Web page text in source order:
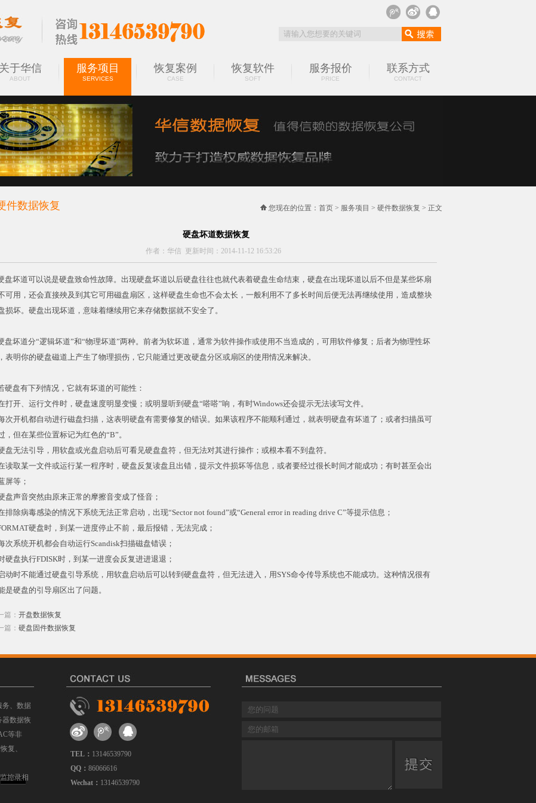
关于华信
ABOUT
服务项目
SERVICES
恢复案例
CASE
恢复软件
SOFT
服务报价
PRICE
联系方式
CONTACT
件数据恢复
您现在的位置： 首页> 服务项目 > 硬件数据恢复 > 正文
硬盘坏道数据恢复
作者：华信 更新时间：2014-11-12 16:53:26
盘坏道可以说是硬盘致命性故障。出现硬盘坏道以后硬盘往往也就代表着硬盘生命结束，硬盘在出现坏道以后不但是某些坏扇
可用，还会直接殃及到其它可用磁盘扇区，这样硬盘生命也不会太长，一般利用不了多长时间后便无法再继续使用，造成整块
损坏。硬盘出现坏道，意味着继续用它来存储数据就不安全了。
盘坏道分“逻辑坏道”和“物理坏道”两种。前者为软坏道，通常为软件操作或使用不当造成的，可用软件修复；后者为物理性坏
表明你的硬盘磁道上产生了物理损伤，它只能通过更改硬盘分区或扇区的使用情况来解决。
硬盘有下列情况，它就有坏道的可能性：
打开、运行文件时，硬盘速度明显变慢；或明显听到硬盘“嗒嗒”响，有时Windows还会提示无法读写文件。
次开机都自动进行磁盘扫描，这表明硬盘有需要修复的错误。如果该程序不能顺利通过，就表明硬盘有坏道了；或者扫描虽可
，但在某些位置标记为红色的“B”。
盘无法引导，用软盘或光盘启动后可看见硬盘盘符，但无法对其进行操作；或根本看不到盘符。
读取某一文件或运行某一程序时，硬盘反复读盘且出错，提示文件损坏等信息，或者要经过很长时间才能成功；有时甚至会出
屏等；
盘声音突然由原来正常的摩擦音变成了怪音；
排除病毒感染的情况下系统无法正常启动，出现“Sector not found”或“General error in reading drive C”等提示信息；
硬盘时，到某一进度停止不前，最后报错，无法完成；
次系统开机都会自动运行Scandisk扫描磁盘错误；
硬盘执行FDISK时，到某一进度会反复进进退退；
动时不能通过硬盘引导系统，用软盘启动后可以转到硬盘盘符，但无法进入，用SYS命令传导系统也不能成功。这种情况很有
是硬盘的引导扇区出了问题。
篇： 开盘数据恢复
篇： 硬盘固件数据恢复
务、数据
器数据恢
等非
复、
控录相
MORE
TEL： 13146539790
QQ： 86066616
Wechat： 13146539790